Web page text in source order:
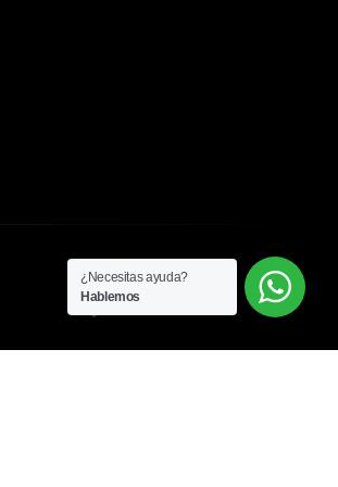
¿Necesitas ayuda?
Hablemos